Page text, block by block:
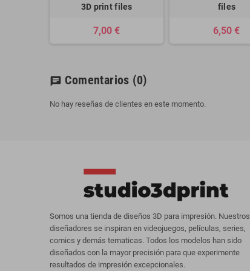
3D print files
7,00 €
files
6,50 €
chat Comentarios (0)
No hay reseñas de clientes en este momento.
Somos una tienda de diseños 3D para impresión. Nuestros
diseñadores se inspiran en videojuegos, películas, series,
comics y demás tematicas. Todos los modelos han sido
diseñados con la mayor precisión para que experimente
resultados de impresión excepcionales.